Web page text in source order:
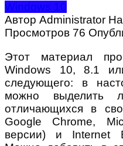
Windows 10
Автор Administrator
Просмотров 76
Этот материал
Windows 10, 8.1
следующего: в
можно выделить
отличающихся в
Google Chrome,
версии) и Internet